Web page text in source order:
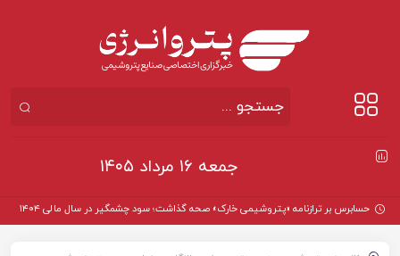
جمعه ۱۶ مرداد ۱۴۰۵
حسابرس بر ترازنامه «پتروشیمی خارک» صحه گذاشت؛ سود چشمگیر در سال مالی ۱۴۰۴